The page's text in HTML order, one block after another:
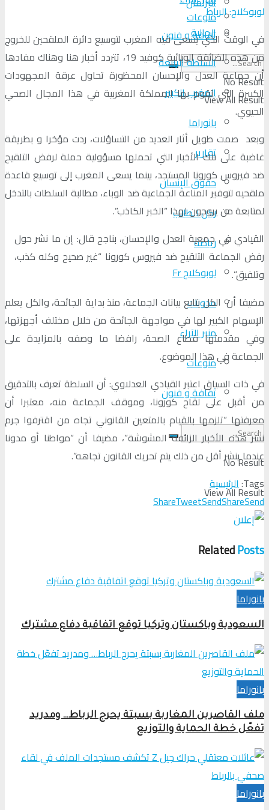
منوعات
ثقافة و فنون
No Result
View All Result
الجالية
السلطة الرابعة
المغرب الكبير
بانوراما
تقارير
حقوق الإنسان
ركن الطالب
رياضة
لوبوكلاج Fr
مدونات
منبر الآراء
منوعات
ثقافة و فنون
No Result
View All Result
لوبوكلاج: الرباط
في الوقت الذي يسعى فيه المغرب لتوسيع دائرة الملقحين للخروج
من هذه الضائقة الوبائية كوفيد 19، تتردد أخبار هنا وهناك مفادها
أن جماعة العدل والإحسان المحظورة تحاول عرقة المجهودات
الكبيرة التي تقوم بها المملكة المغربية في هذا المجال الصحي
الحيوي.
وبعد صمت طويل أثار العديد من التساؤلات، ردت مؤخرا و بطريقة
غاضبة على تلك الأخبار التي تحملها مسؤولية حملة لرفض التلقيح
ضد فيروس كورونا المستجد، بينما يسعى المغرب إلى توسيع قاعدة
ملقحيه لتوفير المناعة الجماعية ضد الوباء، مطالبة السلطات بالتدخل
لمتابعة من يروجون لهذا “الخبر الكاذب”.
القيادي في جمعية العدل والإحسان، بناجح قال: إن ما نشر حول
رفض الجماعة التلقيح ضد فيروس كورونا “غير صحيح وكله كذب،
وتلفيق”.
مضيفا أن الكل يتابع بيانات الجماعة، منذ بداية الجائحة، والكل يعلم
الإسهام الكبير لها في مواجهة الجائحة من خلال مختلف أجهزتها،
وفي مقدمتها قطاع الصحة، رافضا ما وصفه بالمزايدة على
الجماعة في هذا الموضوع.
في ذات السياق اعتبر القيادي العدلاوي: أن السلطة تعرف بالتدقيق
من أقبل على لقاح كورونا، وموقف الجماعة منه، معتبرا أن
معرفتها “تلزمها بالقيام بالمتعين القانوني تجاه من اقترفوا جرم
نشر هذه الأخبار الزائفة المشوشة”، مضيفا أن “مواطنا أو مدونا
عندما ينشر أقل من ذلك يتم تحريك القانون تجاهه”.
Tags: الرئيسية
ShareTweetSendShareSend
RelatedPosts
بانوراما
السعودية وباكستان وتركيا توقع اتفاقية دفاع مشترك
بانوراما
ملف القاصرين المغاربة بسبتة يحرج الرباط… ومدريد
تفعّل خطة الحماية والتوزيع
بانوراما